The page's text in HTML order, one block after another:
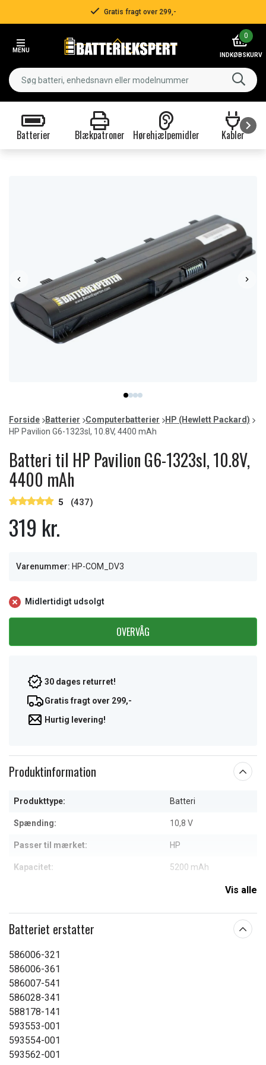
Gratis fragt over 299,-
MENU
0
INDKØBSKURV
Batterier Blækpatroner Hørehjælpemidler Kabler
item
0
item
1
item
2
item
3
of
4
Forside Batterier Computerbatterier
HP (Hewlett Packard)
HP Pavilion G6-1323sl, 10.8V, 4400 mAh
Batteri til HP Pavilion G6-1323sl, 10.8V,
4400 mAh
5 (437)
319 kr.
Varenummer: HP-COM_DV3
Midlertidigt udsolgt
OVERVÅG
30 dages returret!
Gratis fragt over 299,-
Hurtig levering!
Produktinformation
Produkttype: Batteri
Spænding: 10,8 V
Passer til mærket: HP
Kapacitet: 5200 mAh
Vis alle
Batteriet erstatter
586006-321
586006-361
586007-541
586028-341
588178-141
593553-001
593554-001
593562-001